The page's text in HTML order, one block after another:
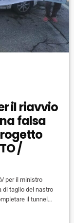
il riavvio
falsa
/
per il ministro
di taglio del nastro
il tunnel
al
dopo